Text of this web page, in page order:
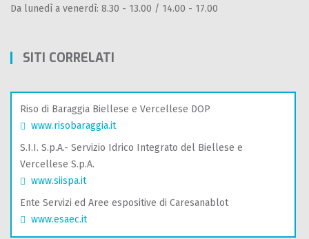
Da lunedì a venerdì: 8.30 - 13.00 / 14.00 - 17.00
SITI CORRELATI
Riso di Baraggia Biellese e Vercellese DOP
www.risobaraggia.it
S.I.I. S.p.A.- Servizio Idrico Integrato del Biellese e
Vercellese S.p.A.
www.siispa.it
Ente Servizi ed Aree espositive di Caresanablot
www.esaec.it